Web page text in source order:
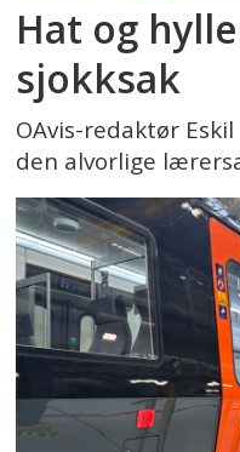
Hat og
sjokksak
OAvis-redaktør
den alvorlige